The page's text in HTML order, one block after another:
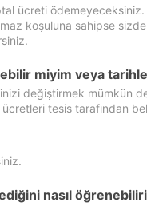
ücreti
koşuluna sahipse
miyim veya
değiştirmek mümkün
tesis tarafından
nasıl